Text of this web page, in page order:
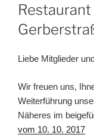
Restaurant
Liebe Mitglieder
Wir freuen uns,
Weiterführung
Näheres im
vom 10. 10. 2017